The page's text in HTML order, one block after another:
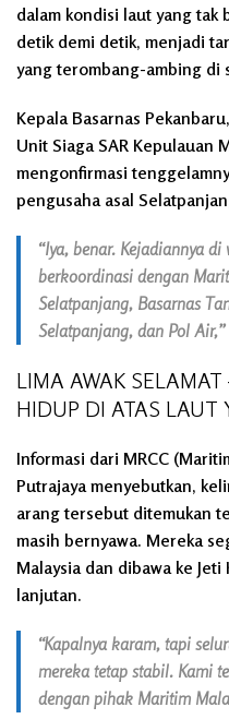
dalam kondisi laut yang tak
detik demi detik, menjadi
yang terombang-ambing di
Kepala Basarnas
Unit Siaga SAR Kepulauan
mengonfirmasi
pengusaha asal
“Iya, benar. Kejadiannya
berkoordinasi dengan
Selatpanjang, Basarnas
Selatpanjang, dan Pol
LIMA AWAK
HIDUP DI ATAS LAUT
Informasi dari MRCC
Putrajaya menyebutkan,
arang tersebut ditemukan
masih bernyawa. Mereka
Malaysia dan dibawa ke
lanjutan.
“Kapalnya karam, tapi
mereka tetap stabil. Kami
dengan pihak Maritim